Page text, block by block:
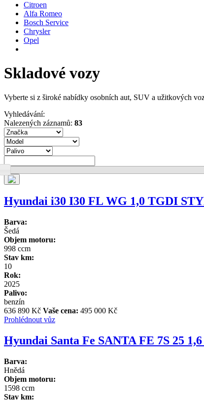
Citroen
Alfa Romeo
Bosch Service
Chrysler
Opel
Skladové vozy
Vyberte si z široké nabídky osobních aut, SUV a užitkových
Vyhledávání:
Nalezených záznamů: 83
Hyundai i30 I30 FL WG 1,0 TGDI
Barva:
Šedá
Objem motoru:
998 ccm
Stav km:
10
Rok:
2025
Palivo:
benzín
636 890 Kč Vaše cena: 495 000 Kč
Prohlédnout vůz
Hyundai Santa Fe SANTA FE 7S 25
Barva:
Hnědá
Objem motoru:
1598 ccm
Stav km: